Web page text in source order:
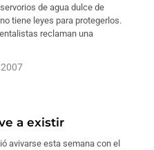
de agua dulce de
tiene leyes para protegerlos.
reclaman una
a existir
avivarse esta semana con el